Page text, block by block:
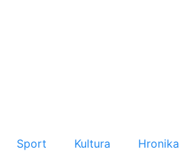
Sport Kultura Hronika